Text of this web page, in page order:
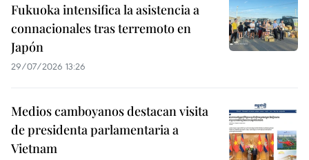
Fukuoka intensifica la asistencia a
connacionales tras terremoto en
Japón
29/07/2026 13:26
Medios camboyanos destacan visita
de presidenta parlamentaria a
Vietnam